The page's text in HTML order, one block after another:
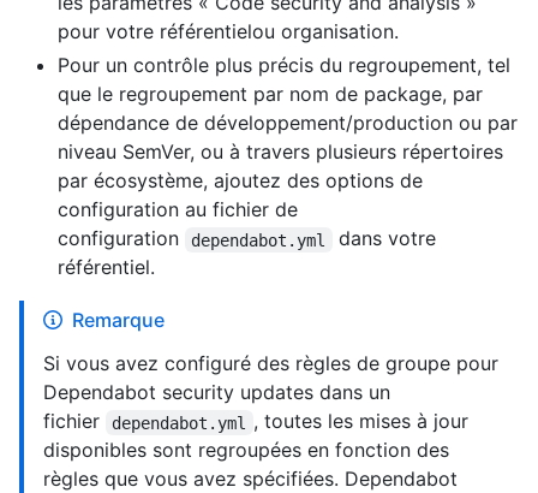
pour votre référentielou organisation.
Pour un contrôle plus précis du regroupement, tel
que le regroupement par nom de package, par
dépendance de développement/production ou par
niveau SemVer, ou à travers plusieurs répertoires
par écosystème, ajoutez des options de
configuration au fichier de
configuration
dependabot.yml
dans votre
référentiel.
Remarque
Si vous avez configuré des règles de groupe pour
Dependabot security updates dans un
fichier
dependabot.yml
, toutes les mises à jour
disponibles sont regroupées en fonction des
règles que vous avez spécifiées. Dependabot